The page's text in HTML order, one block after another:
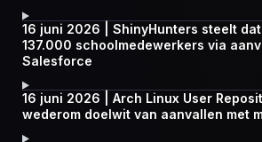
16 juni 2026 | ShinyHunters steelt
137.000 schoolmedewerkers via
Salesforce
16 juni 2026 | Arch Linux User
wederom doelwit van aanvallen met